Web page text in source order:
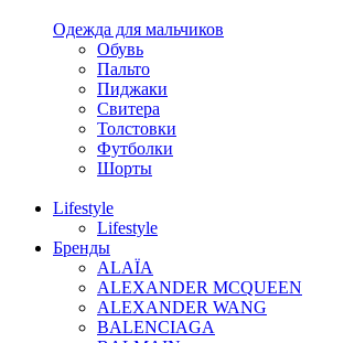
Одежда для мальчиков
Обувь
Пальто
Пиджаки
Свитера
Толстовки
Футболки
Шорты
Lifestyle
Lifestyle
Бренды
ALAÏA
ALEXANDER MCQUEEN
ALEXANDER WANG
BALENCIAGA